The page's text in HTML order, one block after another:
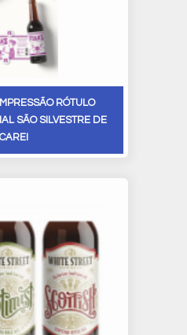
RÓTULO
SÃO SILVESTRE DE